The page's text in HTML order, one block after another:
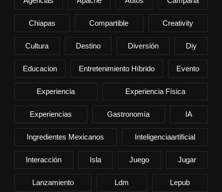
Chiapas Compartible Creativity
Cultura Destino Diversión Diy
Educacion Entretenimiento Híbrido Evento
Experiencia Experiencia Física
Experiencias Gastronomía IA
Ingredientes Mexicanos Inteligenciaartificial
Interacción Isla Juego Jugar
Lanzamiento Ldm Lepub